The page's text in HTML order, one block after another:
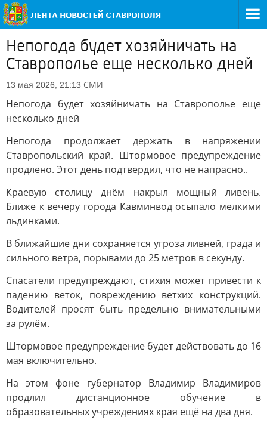
Непогода будет хозяйничать на
Ставрополье еще несколько дней
13 мая 2026, 21:13 СМИ
Непогода будет хозяйничать на Ставрополье еще
несколько дней
Непогода продолжает держать в напряжении
Ставропольский край. Штормовое предупреждение
продлено. Этот день подтвердил, что не напрасно..
Краевую столицу днём накрыл мощный ливень.
Ближе к вечеру города Кавминвод осыпало мелкими
льдинками.
В ближайшие дни сохраняется угроза ливней, града и
сильного ветра, порывами до 25 метров в секунду.
Спасатели предупреждают, стихия может привести к
падению веток, повреждению ветхих конструкций.
Водителей просят быть предельно внимательными
за рулём.
Штормовое предупреждение будет действовать до 16
мая включительно.
На этом фоне губернатор Владимир Владимиров
продлил дистанционное обучение в
образовательных учреждениях края ещё на два дня.